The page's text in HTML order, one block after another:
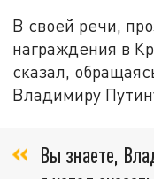
В своей речи,
награждения в
сказал,
Владимиру
Вы знаете,